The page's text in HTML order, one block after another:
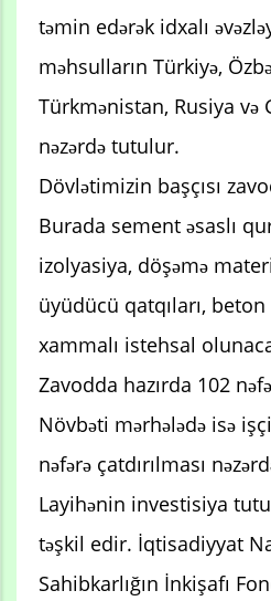
təmin edərək idxalı
məhsulların Türkiyə,
Türkmənistan, Rusiya və
nəzərdə tutulur.
Dövlətimizin başçısı
Burada sement əsaslı
izolyasiya, döşəmə
üyüdücü qatqıları, beton
xammalı istehsal
Zavodda hazırda 102
Növbəti mərhələdə isə
nəfərə çatdırılması
Layihənin investisiya
təşkil edir. İqtisadiyyat
Sahibkarlığın İnkişafı